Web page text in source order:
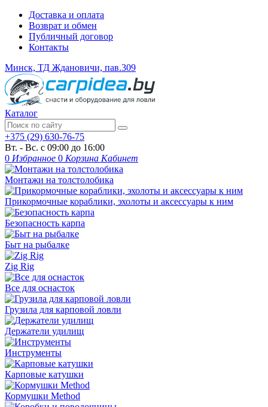
Доставка и оплата
Возврат и обмен
Публичный договор
Контакты
Минск, ТД Ждановичи, пав.309
Каталог
+375 (29) 630-76-75
Вт. - Вс. с 09:00 до 16:00
0 Избранное 0 Корзина Кабинет
Монтажи на толстолобика
Прикормочные кораблики, эхолоты и аксессуары к ним
Безопасность карпа
Быт на рыбалке
Zig Rig
Все для оснасток
Грузила для карповой ловли
Держатели удилищ
Инструменты
Карповые катушки
Кормушки Method